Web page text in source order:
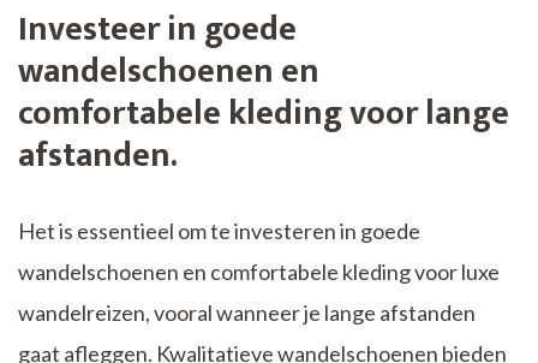
Investeer in goede
wandelschoenen en
comfortabele kleding voor lange
afstanden.
Het is essentieel om te investeren in goede
wandelschoenen en comfortabele kleding voor luxe
wandelreizen, vooral wanneer je lange afstanden
gaat afleggen. Kwalitatieve wandelschoenen bieden